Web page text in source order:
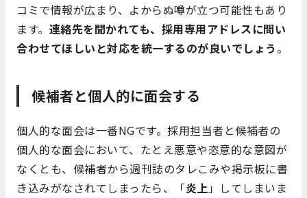
コミで情報が広まり、よからぬ噂が立つ可能性もあり
ます。 連絡先を聞かれても、採用専用アドレスに問い
合わせてほしいと対応を統一するのが良いでしょう 。
候補者と個人的に面会する
個人的な面会は一番NGです。採用担当者と候補者の
個人的な面会において、たとえ悪意や恣意的な意図が
なくとも、候補者から週刊誌のタレこみや掲示板に書
き込みがなされてしまったら、「炎上」してしまいま